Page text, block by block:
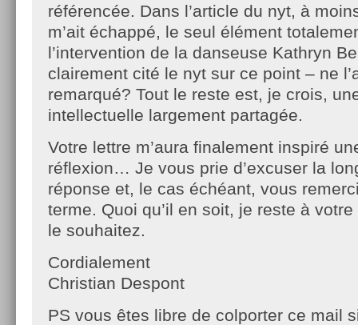
référencée. Dans l’article du nyt, à
m’ait échappé, le seul élément
l’intervention de la danseuse Kathryn
clairement cité le nyt sur ce point – ne
remarqué? Tout le reste est, je crois,
intellectuelle largement partagée.
Votre lettre m’aura finalement inspiré
réflexion… Je vous prie d’excuser la
réponse et, le cas échéant, vous
terme. Quoi qu’il en soit, je reste à
le souhaitez.
Cordialement
Christian Despont
PS vous êtes libre de colporter ce mail